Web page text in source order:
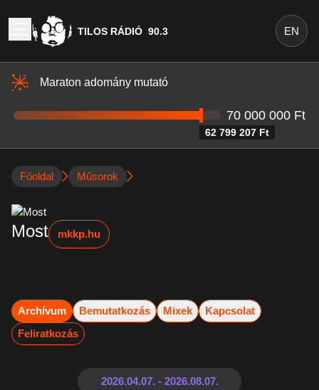
TILOS RÁDIÓ 90.3 EN
Maraton adomány mutató
62 799 207 Ft
70 000 000 Ft
Főoldal Műsorok
Most mkkp.hu
Archívum Bemutatkozás Mixek
Kapcsolat
Feliratkozás